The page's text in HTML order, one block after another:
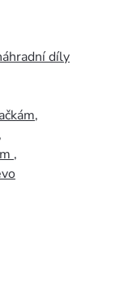
díly
,
,
,